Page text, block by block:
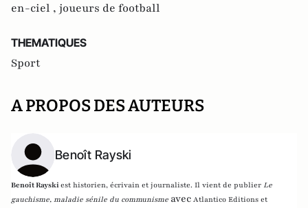
en-ciel , joueurs de football
THEMATIQUES
Sport
A PROPOS DES AUTEURS
Benoît Rayski
Benoît Rayskiest historien, écrivain et journaliste. Il vient de publier Le
gauchisme, maladie sénile du communisme avec Atlantico Editions et